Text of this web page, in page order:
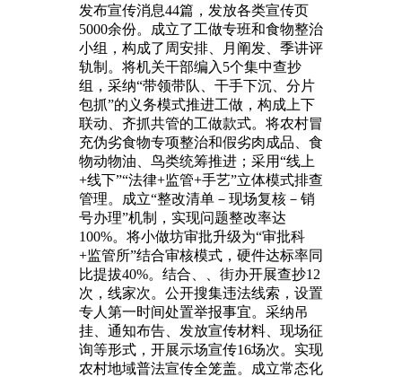
发布宣传消息44篇，发放各类宣传页
5000余份。成立了工做专班和食物整治
小组，构成了周安排、月阐发、季讲评
轨制。将机关干部编入5个集中查抄
组，采纳“带领带队、干手下沉、分片
包抓”的义务模式推进工做，构成上下
联动、齐抓共管的工做款式。将农村冒
充伪劣食物专项整治和假劣肉成品、食
物动物油、鸟类统筹推进；采用“线上
+线下”“法律+监管+手艺”立体模式排查
管理。成立“整改清单－现场复核－销
号办理”机制，实现问题整改率达
100%。将小做坊审批升级为“审批科
+监管所”结合审核模式，硬件达标率同
比提拔40%。结合、、街办开展查抄12
次，线家次。公开搜集违法线索，设置
专人第一时间处置举报事宜。采纳吊
挂、通知布告、发放宣传材料、现场征
询等形式，开展示场宣传16场次。实现
农村地域普法宣传全笼盖。成立常态化